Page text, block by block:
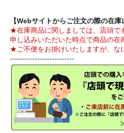
【Webサイトからご注文の際の在庫
★在庫商品に関しましては、店頭で
申し込みいただいた時点で商品の在
★ご不便をお掛けいたしますが、な
--------------------------